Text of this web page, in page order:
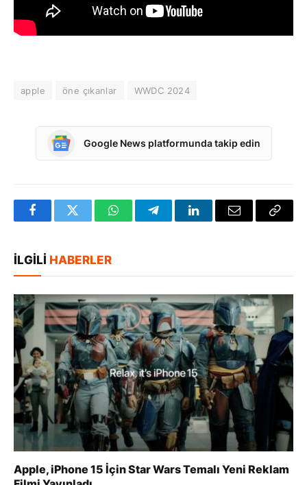
apple öne çıkanlar WWDC 2024
Google News platformunda takip edin
FacebookTwitter WhatsAppTelegramLinkedInE-
İLGILI HABERLER
Apple, iPhone 15 İçin Star Wars Temalı Yeni Reklam